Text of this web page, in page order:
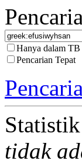
Hanya dalam TB
Pencarian Tepat
tidak